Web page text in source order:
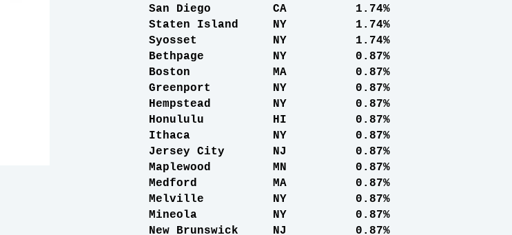
San Diego CA 1.74%
Staten Island NY 1.74%
Syosset NY 1.74%
Bethpage NY 0.87%
Boston MA 0.87%
Greenport NY 0.87%
Hempstead NY 0.87%
Honululu HI 0.87%
Ithaca NY 0.87%
Jersey City NJ 0.87%
Maplewood MN 0.87%
Medford MA 0.87%
Melville NY 0.87%
Mineola NY 0.87%
New Brunswick NJ 0.87%